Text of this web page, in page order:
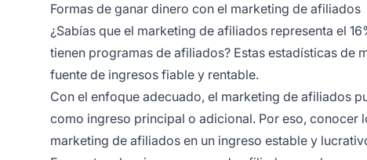
Formas de ganar dinero con el marketing de afiliados
¿Sabías que el marketing de afiliados representa el
tienen programas de afiliados? Estas estadísticas de
fuente de ingresos fiable y rentable.
Con el enfoque adecuado, el marketing de afiliados
como ingreso principal o adicional. Por eso, conocer
marketing de afiliados en un ingreso estable y